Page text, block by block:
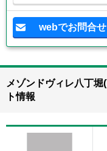
webでお問合せ
メゾンドヴィレ八丁
ト情報